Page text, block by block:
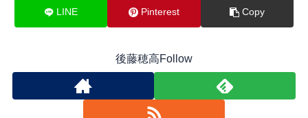
LINE Pinterest Copy
後藤穂高Follow